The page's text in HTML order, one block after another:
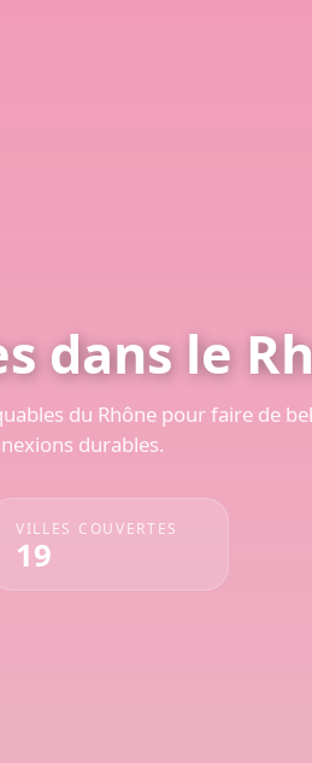
dans le
du Rhône pour faire de
durables.
VILLES COUVERTES
19